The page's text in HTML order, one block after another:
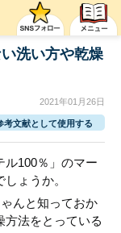
洗い方や乾燥
2021年01月26日
考文献として使用する
ル100％」のマー
ょうか。
んと知っておか
方法をとっている